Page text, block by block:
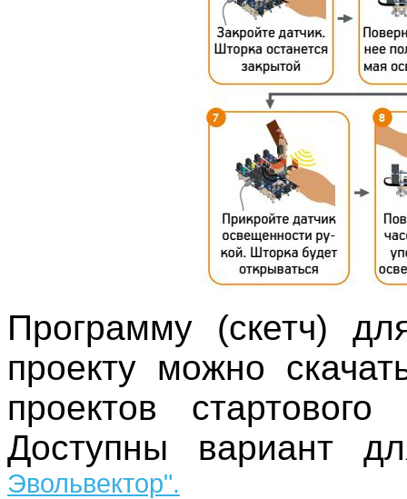
Программу (скетч)
проекту можно
проектов
Доступны вариант
Эвольвектор".